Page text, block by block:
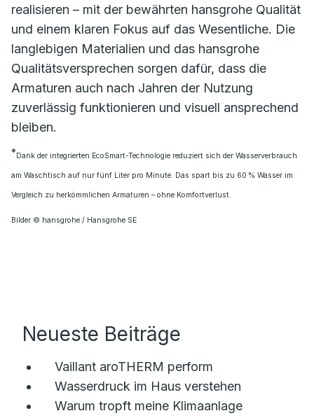
realisieren – mit der bewährten hansgrohe Qualität
und einem klaren Fokus auf das Wesentliche. Die
langlebigen Materialien und das hansgrohe
Qualitätsversprechen sorgen dafür, dass die
Armaturen auch nach Jahren der Nutzung
zuverlässig funktionieren und visuell ansprechend
bleiben.
*Dank der integrierten EcoSmart-Technologie reduziert sich der Wasserverbrauch
am Waschtisch auf nur fünf Liter pro Minute. Das spart bis zu 60 % Wasser im
Vergleich zu herkömmlichen Armaturen – ohne Komfortverlust.
Bilder © hansgrohe / Hansgrohe SE
Neueste Beiträge
Vaillant aroTHERM perform
Wasserdruck im Haus verstehen
Warum tropft meine Klimaanlage